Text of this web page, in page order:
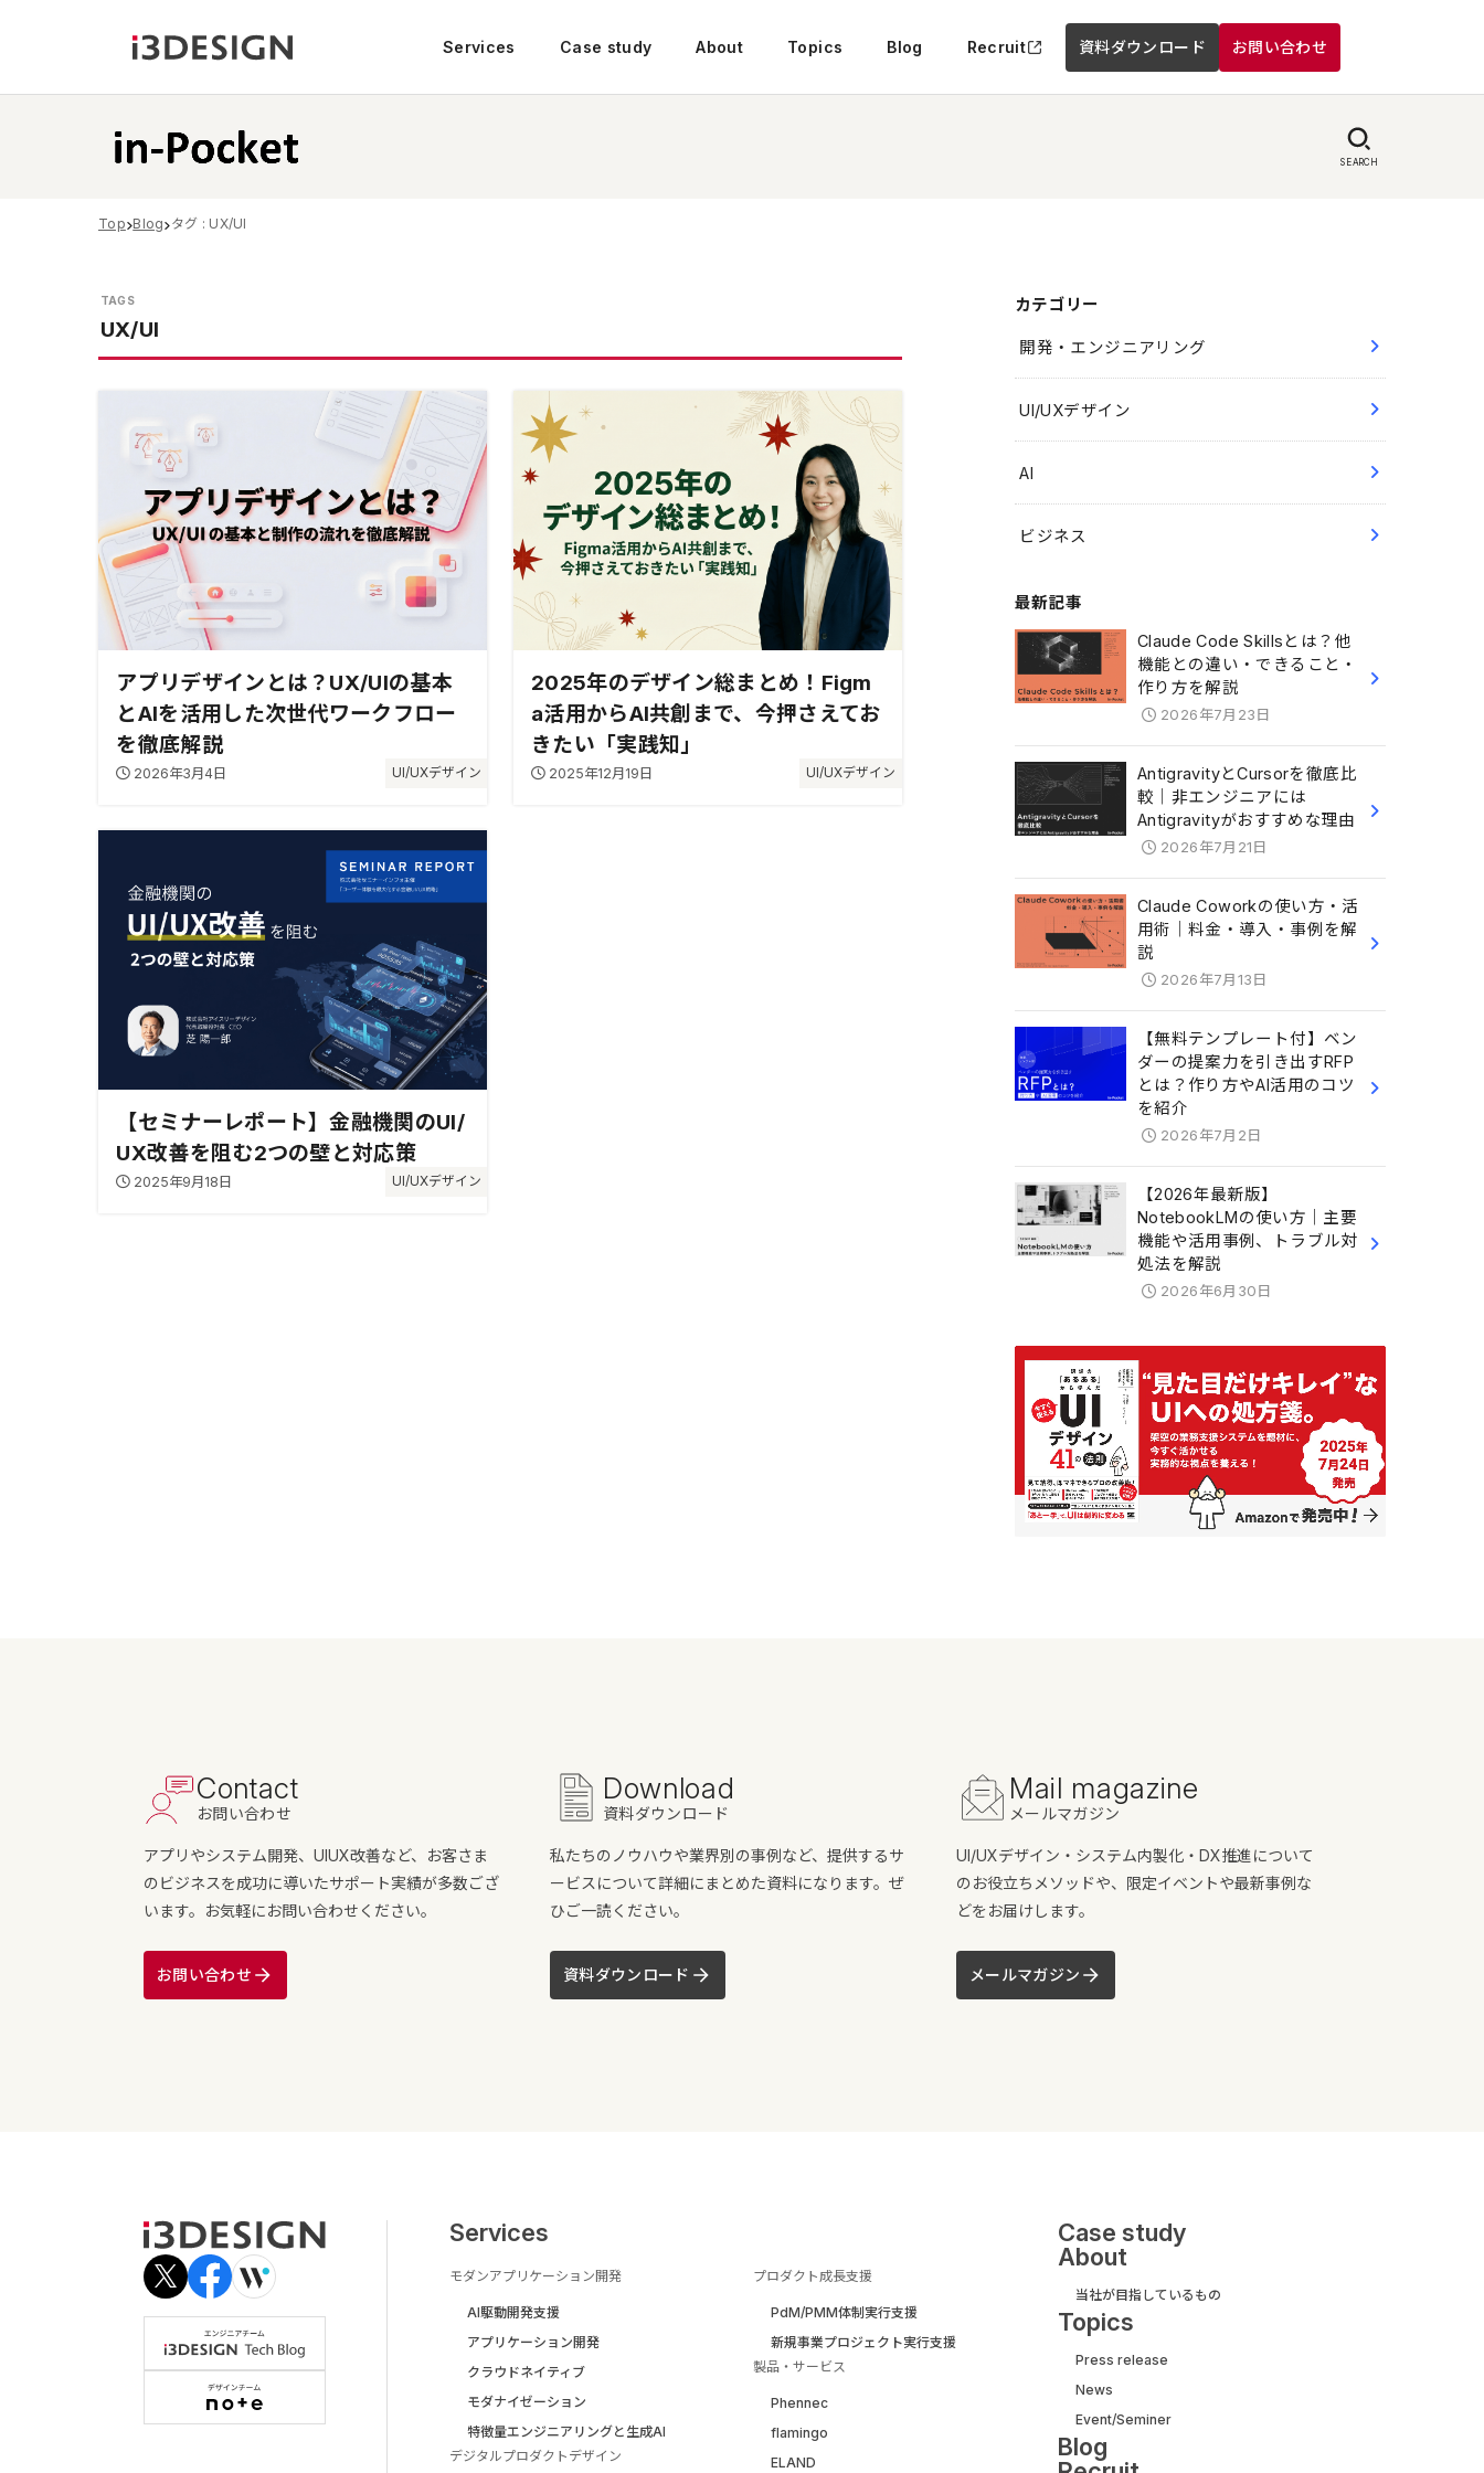
Services Case study About Topics Blog Recruit 資料ダウンロード お問い合わせ
SEARCH
Top Blog タグ : UX/UI
UX/UI
UI/UXデザイン
アプリデザインとは？UX/UIの基本
とAIを活用した次世代ワークフロー
を徹底解説
2026年3月4日 UI/UXデザイン
2025年のデザイン総まとめ！Figm
a活用からAI共創まで、今押さえてお
きたい「実践知」
2025年12月19日
UI/UXデザイン
【セミナーレポート】金融機関のUI/
UX改善を阻む2つの壁と対応策
2025年9月18日
カテゴリー
開発・エンジニアリング
UI/UXデザイン
AI
ビジネス
最新記事
Claude Code Skillsとは？他
機能との違い・できること・
作り方を解説
2026年7月23日
AntigravityとCursorを徹底比
較｜非エンジニアには
Antigravityがおすすめな理由
2026年7月21日
Claude Coworkの使い方・活
用術｜料金・導入・事例を解
説
2026年7月13日
【無料テンプレート付】ベン
ダーの提案力を引き出すRFP
とは？作り方やAI活用のコツ
を紹介
2026年7月2日
【2026年最新版】
NotebookLMの使い方｜主要
機能や活用事例、トラブル対
処法を解説
2026年6月30日
Contact
お問い合わせ
アプリやシステム開発、UIUX改善など、お客さま
のビジネスを成功に導いたサポート実績が多数ござ
います。お気軽にお問い合わせください。
お問い合わせ
Download
資料ダウンロード
私たちのノウハウや業界別の事例など、提供するサ
ービスについて詳細にまとめた資料になります。ぜ
ひご一読ください。
資料ダウンロード
Mail magazine
メールマガジン
UI/UXデザイン・システム内製化・DX推進について
のお役立ちメソッドや、限定イベントや最新事例な
どをお届けします。
メールマガジン
Services
モダンアプリケーション開発
AI駆動開発支援
アプリケーション開発
クラウドネイティブ
モダナイゼーション
特徴量エンジニアリングと生成AI
デジタルプロダクトデザイン
プロダクト成長支援
PdM/PMM体制実行支援
新規事業プロジェクト実行支援
製品・サービス
Phennec
flamingo
ELAND
Case study
About
当社が目指しているもの
Topics
Press release
News
Event/Seminer
Blog